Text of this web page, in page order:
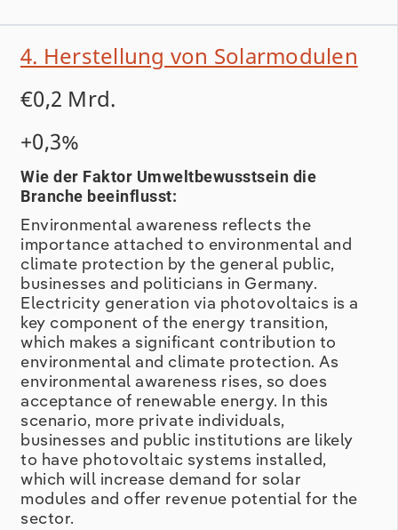
4. Herstellung von Solarmodulen
€0,2 Mrd.
+0,3%
Wie der Faktor Umweltbewusstsein die
Branche beeinflusst:
Environmental awareness reflects the
importance attached to environmental and
climate protection by the general public,
businesses and politicians in Germany.
Electricity generation via photovoltaics is a
key component of the energy transition,
which makes a significant contribution to
environmental and climate protection. As
environmental awareness rises, so does
acceptance of renewable energy. In this
scenario, more private individuals,
businesses and public institutions are likely
to have photovoltaic systems installed,
which will increase demand for solar
modules and offer revenue potential for the
sector.